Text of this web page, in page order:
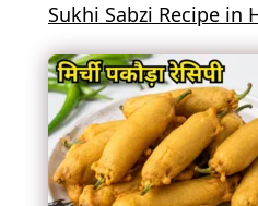
Sukhi Sabzi Recipe in